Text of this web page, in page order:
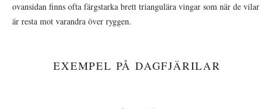
ovansidan finns ofta färgstarka brett triangulära vingar som när de vilar
är resta mot varandra över ryggen.
EXEMPEL PÅ DAGFJÄRILAR